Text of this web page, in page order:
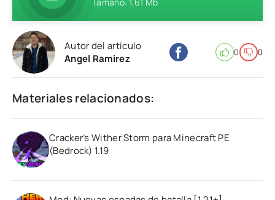
Tamaño: 1.61 Mb
Autor del artículo
Angel Ramirez
0 0
Materiales relacionados:
Cracker’s Wither Storm para Minecraft PE
(Bedrock) 1.19